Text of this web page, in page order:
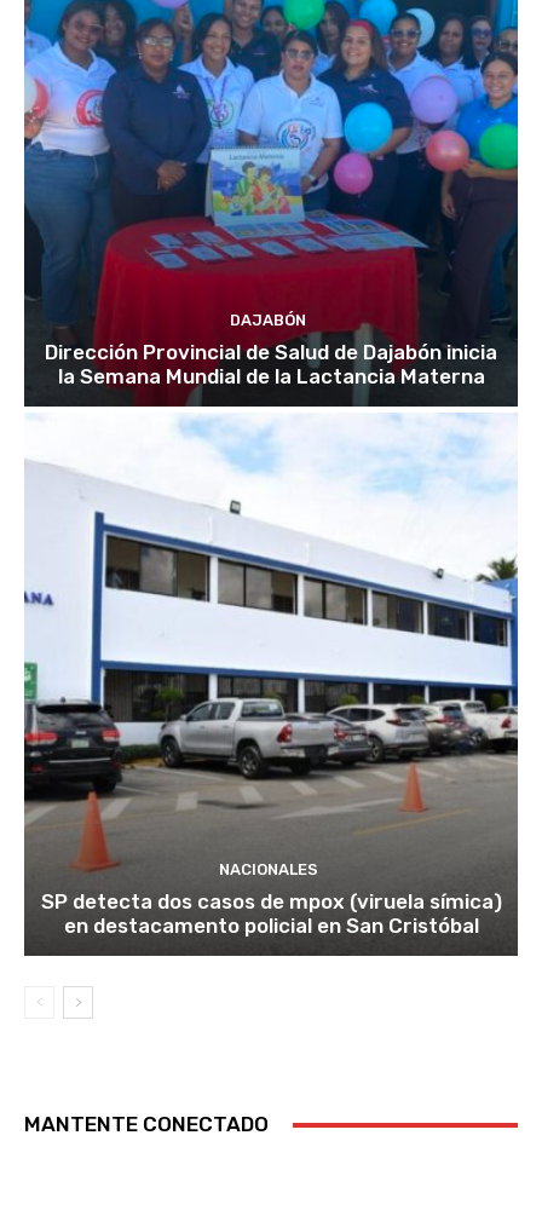
DAJABÓN
Dirección Provincial de Salud de Dajabón inicia
la Semana Mundial de la Lactancia Materna
NACIONALES
SP detecta dos casos de mpox (viruela símica)
en destacamento policial en San Cristóbal
MANTENTE CONECTADO